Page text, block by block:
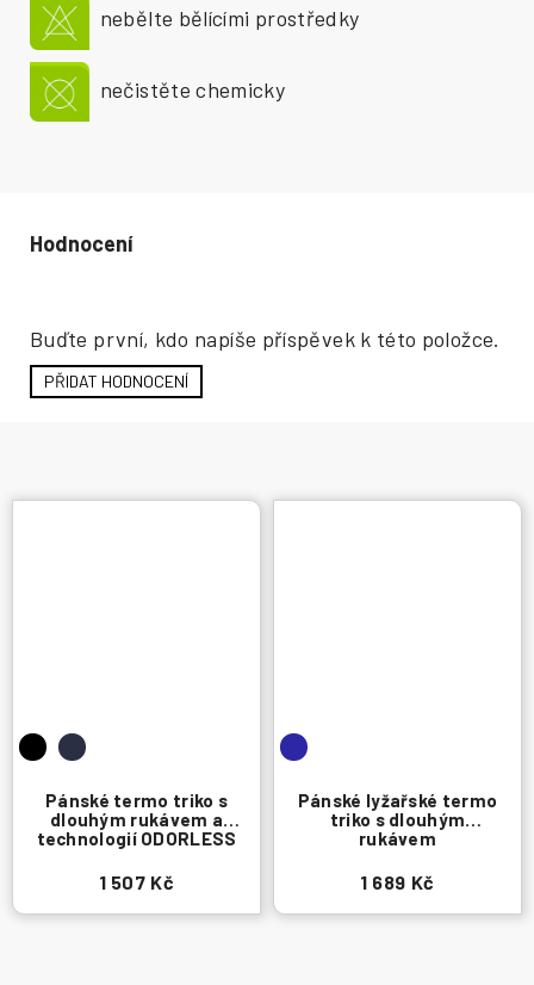
Pánské termo triko s
dlouhým rukávem a
technologií ODORLESS
1 507 Kč
Pánské lyžařské termo
triko s dlouhým
rukávem
1 689 Kč
Buďte první, kdo napíše příspěvek k této položce.
PŘIDAT HODNOCENÍ
nebělte bělícími prostředky
nečistěte chemicky